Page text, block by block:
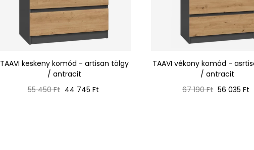
TAAVI keskeny komód - artisan tölgy
/ antracit
Normál
55 450 Ft Ár
44 745 Ft
TAAVI vékony komód -
/ antracit
Normál
67 190 Ft Ár
56 035 Ft